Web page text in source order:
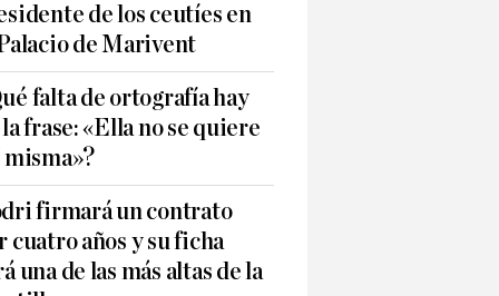
de los ceutíes en
de Marivent
falta de ortografía hay
frase: «Ella no se quiere
misma»?
firmará un contrato
cuatro años y su ficha
una de las más altas de la